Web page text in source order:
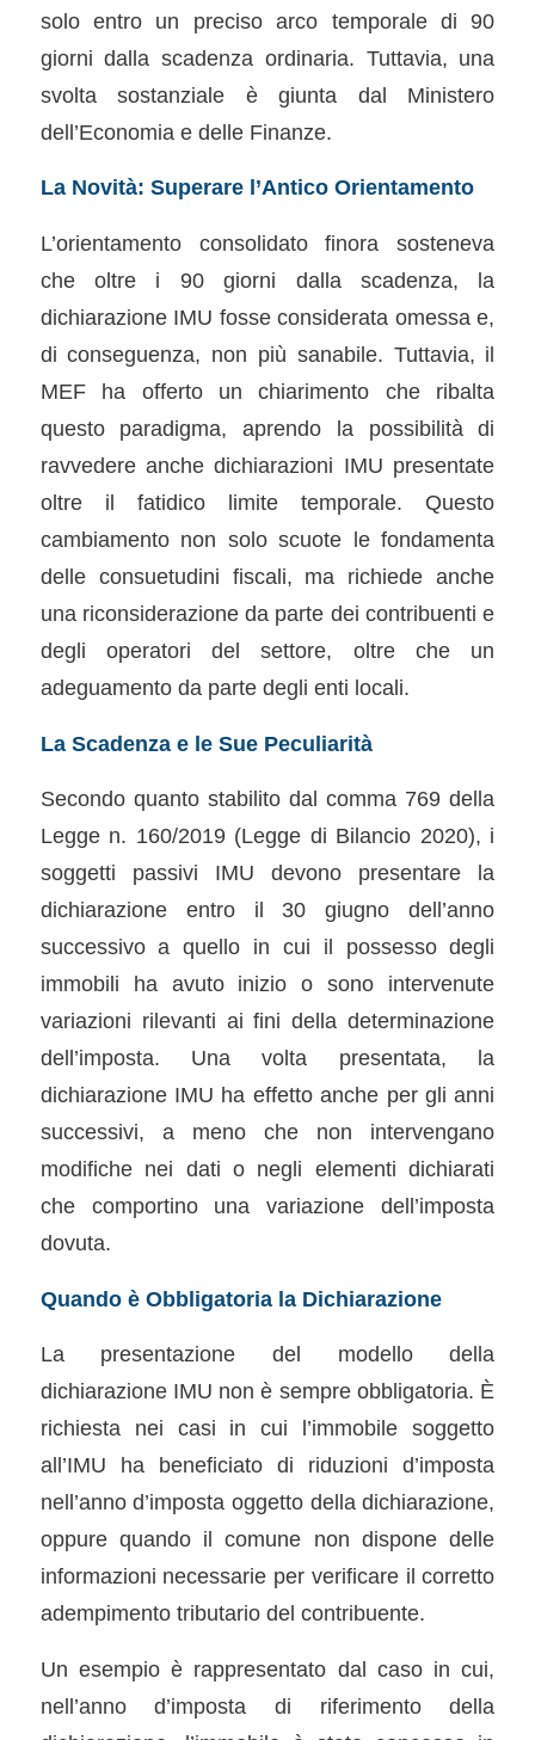
solo entro un preciso arco temporale di 90
giorni dalla scadenza ordinaria. Tuttavia, una
svolta sostanziale è giunta dal Ministero
dell’Economia e delle Finanze.
La Novità: Superare l’Antico Orientamento
L’orientamento consolidato finora sosteneva
che oltre i 90 giorni dalla scadenza, la
dichiarazione IMU fosse considerata omessa e,
di conseguenza, non più sanabile. Tuttavia, il
MEF ha offerto un chiarimento che ribalta
questo paradigma, aprendo la possibilità di
ravvedere anche dichiarazioni IMU presentate
oltre il fatidico limite temporale. Questo
cambiamento non solo scuote le fondamenta
delle consuetudini fiscali, ma richiede anche
una riconsiderazione da parte dei contribuenti e
degli operatori del settore, oltre che un
adeguamento da parte degli enti locali.
La Scadenza e le Sue Peculiarità
Secondo quanto stabilito dal comma 769 della
Legge n. 160/2019 (Legge di Bilancio 2020), i
soggetti passivi IMU devono presentare la
dichiarazione entro il 30 giugno dell’anno
successivo a quello in cui il possesso degli
immobili ha avuto inizio o sono intervenute
variazioni rilevanti ai fini della determinazione
dell’imposta. Una volta presentata, la
dichiarazione IMU ha effetto anche per gli anni
successivi, a meno che non intervengano
modifiche nei dati o negli elementi dichiarati
che comportino una variazione dell’imposta
dovuta.
Quando è Obbligatoria la Dichiarazione
La presentazione del modello della
dichiarazione IMU non è sempre obbligatoria. È
richiesta nei casi in cui l’immobile soggetto
all’IMU ha beneficiato di riduzioni d’imposta
nell’anno d’imposta oggetto della dichiarazione,
oppure quando il comune non dispone delle
informazioni necessarie per verificare il corretto
adempimento tributario del contribuente.
Un esempio è rappresentato dal caso in cui,
nell’anno d’imposta di riferimento della